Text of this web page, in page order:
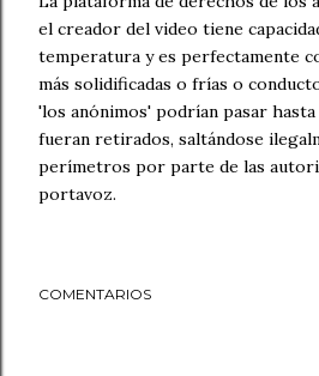
el creador del video tiene
temperatura y es perfectamente
más solidificadas o frías o
'los anónimos' podrían pasar hasta
fueran retirados, saltándose
perímetros por parte de las
portavoz.
COMENTARIOS